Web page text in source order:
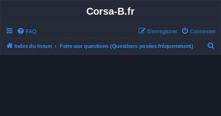
Corsa-B.fr
FAQ Connexion
S’enregistrer
Index du forum Foire aux questions (Questions posées fréquemment)